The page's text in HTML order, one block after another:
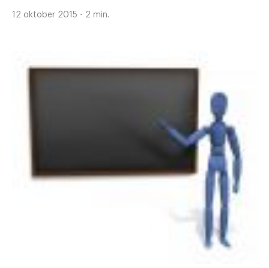
12 oktober 2015 - 2 min.